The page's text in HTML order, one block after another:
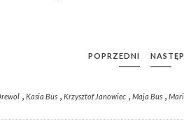
POPRZEDNI
, Kasia Bus , Krzysztof Janowiec , Maja Bus ,